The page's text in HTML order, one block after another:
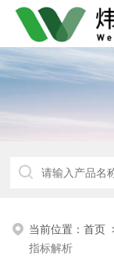
当前位置：首页
指标解析